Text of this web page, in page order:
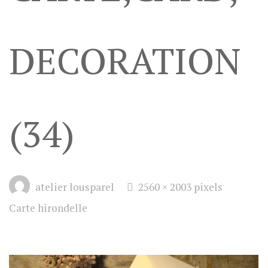
DECORATION
(34)
atelier lousparel
Full2560 × 2003 pixels
Carte hirondelle